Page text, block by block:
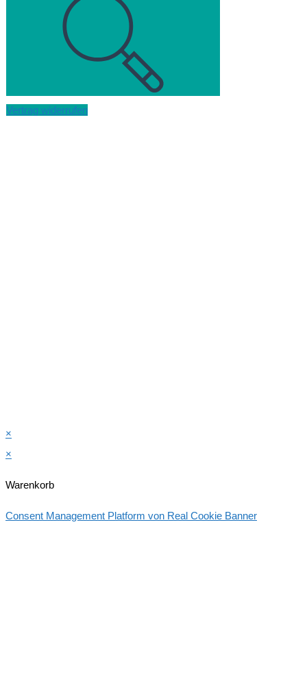
Vertrag widerrufen
×
×
Warenkorb
Consent Management Platform von Real Cookie Banner